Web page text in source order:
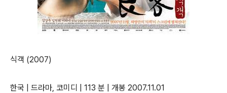
식객 (2007)
한국 | 드라마, 코미디 | 113 분 | 개봉 2007.11.01